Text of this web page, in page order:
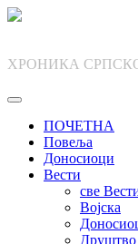
Skip
ХРОНИКА
ПОЧЕТНА
Повеља
Доносиоци
Вести
све
Војска
Друштво